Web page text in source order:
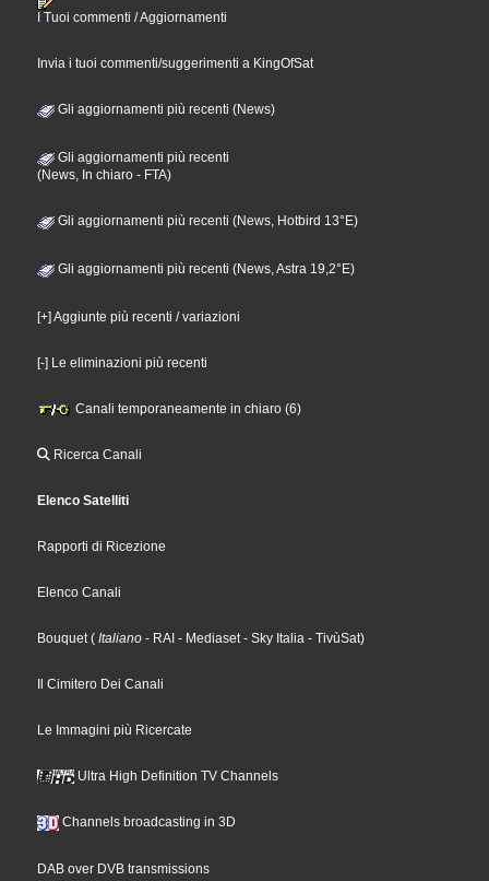
I Tuoi commenti / Aggiornamenti
Invia i tuoi commenti/suggerimenti a KingOfSat
Gli aggiornamenti più recenti (News)
Gli aggiornamenti più recenti
(News, In chiaro - FTA)
Gli aggiornamenti più recenti (News, Hotbird 13°E)
Gli aggiornamenti più recenti (News, Astra 19,2°E)
[+] Aggiunte più recenti / variazioni
[-] Le eliminazioni più recenti
Canali temporaneamente in chiaro (6)
Ricerca Canali
Elenco Satelliti
Rapporti di Ricezione
Elenco Canali
Bouquet ( Italiano - RAI - Mediaset - Sky Italia - TivùSat)
Il Cimitero Dei Canali
Le Immagini più Ricercate
Ultra High Definition TV Channels
Channels broadcasting in 3D
DAB over DVB transmissions